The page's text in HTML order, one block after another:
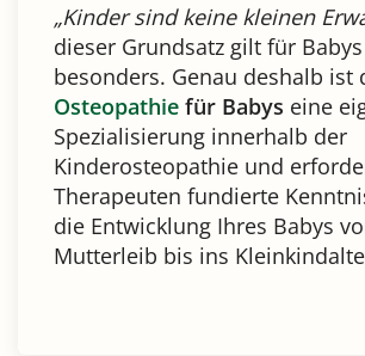
„Kinder sind keine kleinen
dieser Grundsatz gilt für
besonders. Genau deshalb ist
Osteopathie für Babys eine
Spezialisierung innerhalb der
Kinderosteopathie und
Therapeuten fundierte
die Entwicklung Ihres Babys
Mutterleib bis ins